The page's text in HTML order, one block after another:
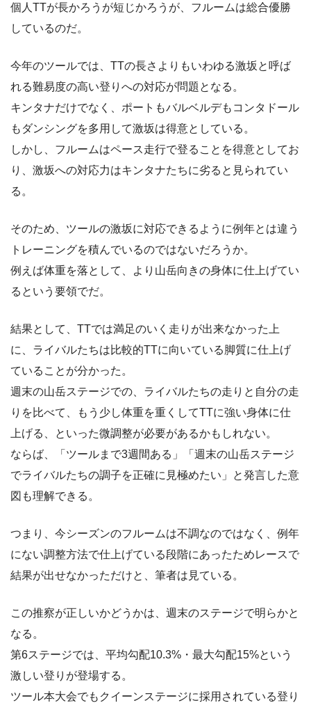
個人TTが長かろうが短じかろうが、フルームは総合優勝
しているのだ。
今年のツールでは、TTの長さよりもいわゆる激坂と呼ば
れる難易度の高い登りへの対応が問題となる。
キンタナだけでなく、ポートもバルベルデもコンタドール
もダンシングを多用して激坂は得意としている。
しかし、フルームはペース走行で登ることを得意としてお
り、激坂への対応力はキンタナたちに劣ると見られてい
る。
そのため、ツールの激坂に対応できるように例年とは違う
トレーニングを積んでいるのではないだろうか。
例えば体重を落として、より山岳向きの身体に仕上げてい
るという要領でだ。
結果として、TTでは満足のいく走りが出来なかった上
に、ライバルたちは比較的TTに向いている脚質に仕上げ
ていることが分かった。
週末の山岳ステージでの、ライバルたちの走りと自分の走
りを比べて、もう少し体重を重くしてTTに強い身体に仕
上げる、といった微調整が必要があるかもしれない。
ならば、「ツールまで3週間ある」「週末の山岳ステージ
でライバルたちの調子を正確に見極めたい」と発言した意
図も理解できる。
つまり、今シーズンのフルームは不調なのではなく、例年
にない調整方法で仕上げている段階にあったためレースで
結果が出せなかっただけと、筆者は見ている。
この推察が正しいかどうかは、週末のステージで明らかと
なる。
第6ステージでは、平均勾配10.3%・最大勾配15%という
激しい登りが登場する。
ツール本大会でもクイーンステージに採用されている登り